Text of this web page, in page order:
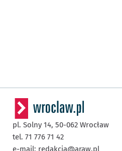
pl. Solny 14, 50-062 Wrocław
tel. 71 776 71 42
e-mail: redakcja@araw.pl